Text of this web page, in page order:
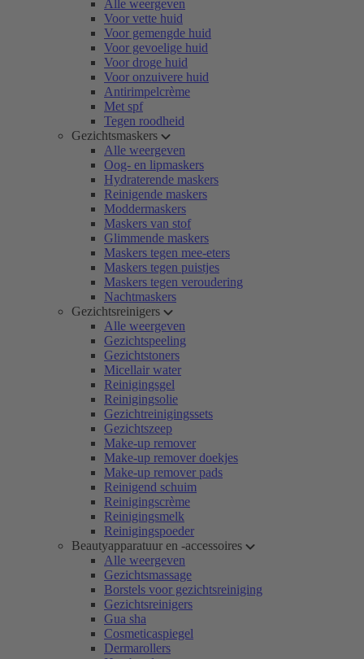
Alle weergeven
Voor vette huid
Voor gemengde huid
Voor gevoelige huid
Voor droge huid
Voor onzuivere huid
Antirimpelcrème
Met spf
Tegen roodheid
Gezichtsmaskers
Alle weergeven
Oog- en lipmaskers
Hydraterende maskers
Reinigende maskers
Moddermaskers
Maskers van stof
Glimmende maskers
Maskers tegen mee-eters
Maskers tegen puistjes
Maskers tegen veroudering
Nachtmaskers
Gezichtsreinigers
Alle weergeven
Gezichtspeeling
Gezichtstoners
Micellair water
Reinigingsgel
Reinigingsolie
Gezichtreinigingssets
Gezichtszeep
Make-up remover
Make-up remover doekjes
Make-up remover pads
Reinigend schuim
Reinigingscrème
Reinigingsmelk
Reinigingspoeder
Beautyapparatuur en -accessoires
Alle weergeven
Gezichtsmassage
Borstels voor gezichtsreiniging
Gezichtsreinigers
Gua sha
Cosmeticaspiegel
Dermarollers